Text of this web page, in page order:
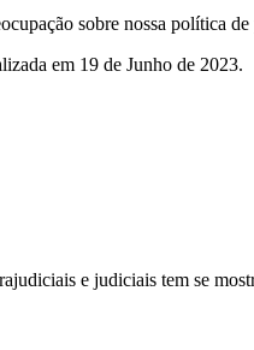
sobre nossa política
em 19 de Junho de 2023.
e judiciais tem se